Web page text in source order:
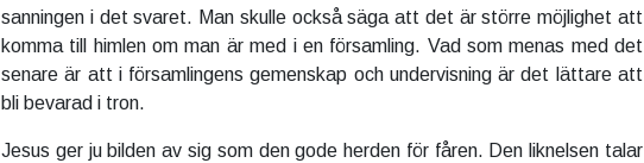
sanningen i det svaret. Man skulle också säga att det är större möjlighet att
komma till himlen om man är med i en församling. Vad som menas med det
senare är att i församlingens gemenskap och undervisning är det lättare att
bli bevarad i tron.
Jesus ger ju bilden av sig som den gode herden för fåren. Den liknelsen talar